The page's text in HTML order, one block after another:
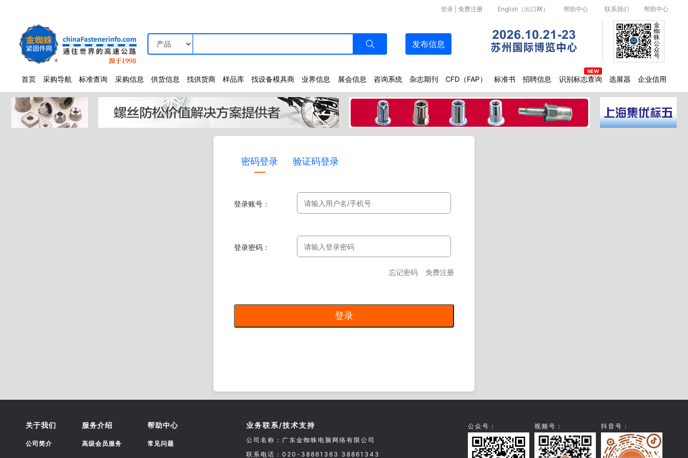
English（出口网） 帮助中心 联系我们 帮助中心
登录 免费注册
发布信息
首页 采购导航 标准查询 采购信息 供货信息 找供货商 样品库 找设备模具商 业界信息 展会信息 咨询系统 杂志期刊 CFD（FAP） 标准书 招聘信息 识别标志查询 选展器 企业信用
金
蜘
蛛
公
众
号
密码登录 验证码登录
登录账号：
登录密码：
忘记密码 免费注册
关于我们
公司简介
服务介绍
高级会员服务
帮助中心
常见问题
业务联系/技术支持
公司名称：广东金蜘蛛电脑网络有限公司
联系电话：020-38861363 38861343
公众号： 视频号： 抖音号：